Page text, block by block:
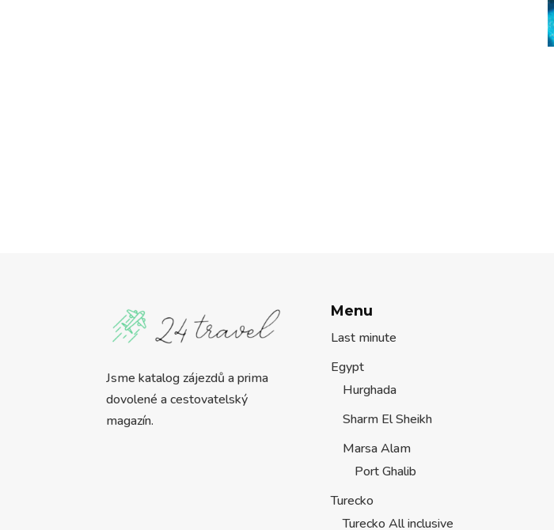
Jsme katalog zájezdů a prima
dovolené a cestovatelský
magazín.
Menu
Last minute
Egypt
Hurghada
Sharm El Sheikh
Marsa Alam
Port Ghalib
Turecko
Turecko All inclusive